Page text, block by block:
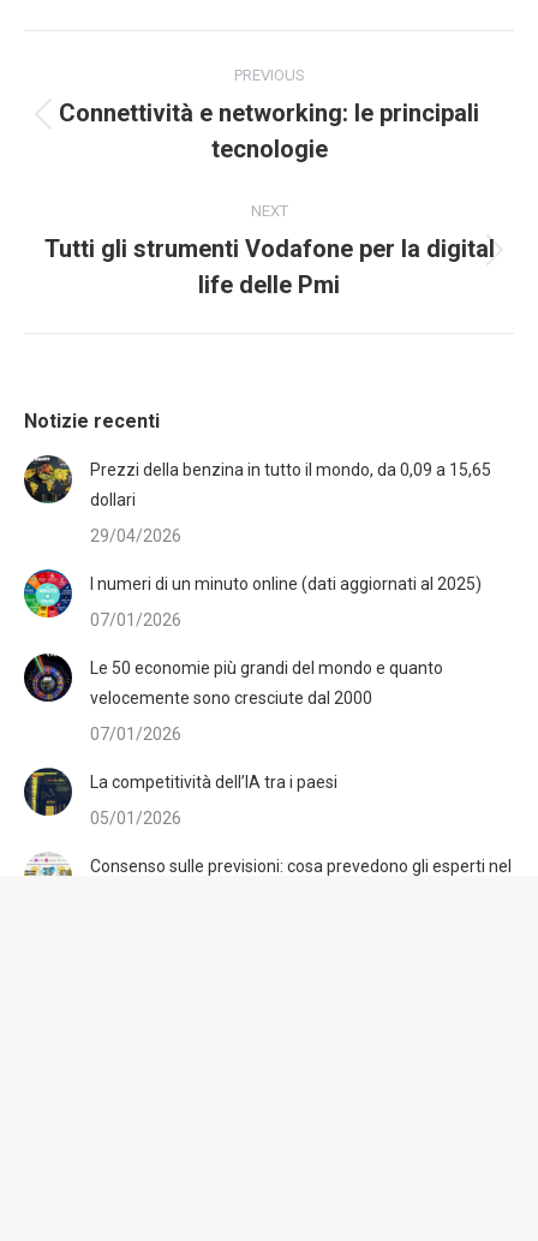
PREVIOUS
Connettività e networking: le principali
tecnologie
NEXT
Tutti gli strumenti Vodafone per la digital
life delle Pmi
Notizie recenti
Prezzi della benzina in tutto il mondo, da 0,09 a 15,65
dollari
29/04/2026
I numeri di un minuto online (dati aggiornati al 2025)
07/01/2026
Le 50 economie più grandi del mondo e quanto
velocemente sono cresciute dal 2000
07/01/2026
La competitività dell’IA tra i paesi
05/01/2026
Consenso sulle previsioni: cosa prevedono gli esperti nel